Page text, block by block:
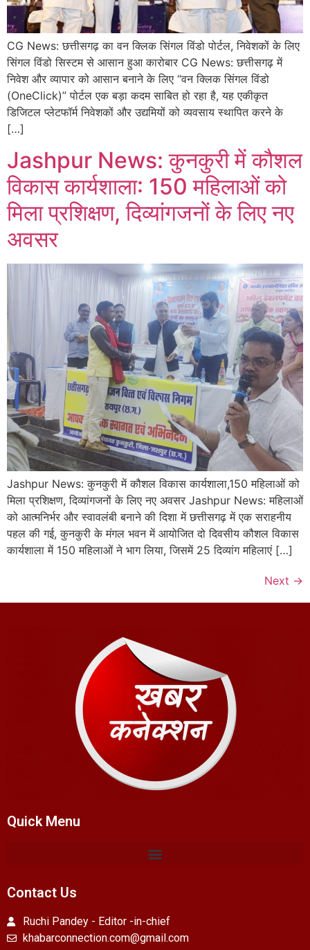
CG News: छत्तीसगढ़ का वन क्लिक सिंगल विंडो पोर्टल, निवेशकों के लिए
सिंगल विंडो सिस्टम से आसान हुआ कारोबार CG News: छत्तीसगढ़ में
निवेश और व्यापार को आसान बनाने के लिए “वन क्लिक सिंगल विंडो
(OneClick)” पोर्टल एक बड़ा कदम साबित हो रहा है, यह एकीकृत
डिजिटल प्लेटफॉर्म निवेशकों और उद्यमियों को व्यवसाय स्थापित करने के
[…]
Jashpur News: कुनकुरी में कौशल
विकास कार्यशाला: 150 महिलाओं को
मिला प्रशिक्षण, दिव्यांगजनों के लिए नए
अवसर
Jashpur News: कुनकुरी में कौशल विकास कार्यशाला,150 महिलाओं को
मिला प्रशिक्षण, दिव्यांगजनों के लिए नए अवसर Jashpur News: महिलाओं
को आत्मनिर्भर और स्वावलंबी बनाने की दिशा में छत्तीसगढ़ में एक सराहनीय
पहल की गई, कुनकुरी के मंगल भवन में आयोजित दो दिवसीय कौशल विकास
कार्यशाला में 150 महिलाओं ने भाग लिया, जिसमें 25 दिव्यांग महिलाएं […]
Next →
Quick Menu
Contact Us
Ruchi Pandey - Editor -in-chief
khabarconnection.com@gmail.com